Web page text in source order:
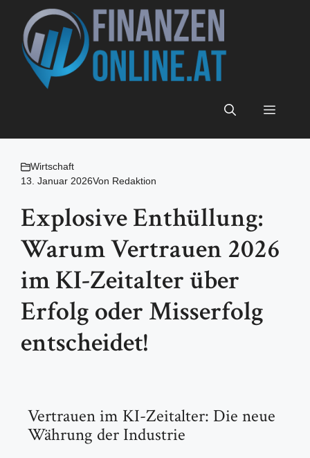
Inhalt
springen
Menü
Wirtschaft
13. Januar 2026Von Redaktion
Explosive Enthüllung:
Warum Vertrauen 2026
im KI-Zeitalter über
Erfolg oder Misserfolg
entscheidet!
Vertrauen im KI-Zeitalter: Die neue
Währung der Industrie